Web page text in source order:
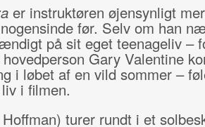
er instruktøren øjensynligt
før. Selv om han
på sit eget teenageliv –
Gary Valentine
i løbet af en vild sommer –
i filmen.
turer rundt i et